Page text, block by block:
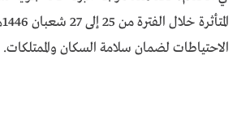
الاحتياطات لضمان سلامة السكان والممتلكات.